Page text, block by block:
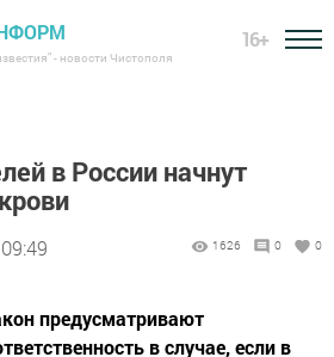
- новости Чистополя
16+
в России начнут
1626 0 0
предусматривают
в случае, если в